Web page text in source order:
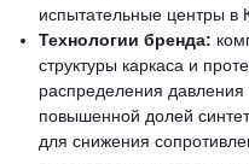
испытательные центры в
Технологии бренда:
структуры каркаса и
распределения давления
повышенной долей
для снижения